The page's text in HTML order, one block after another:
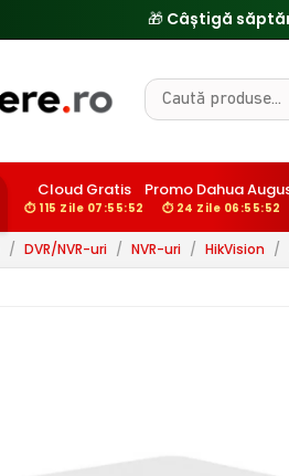
Cloud Gratis
⏱ 115 Zile 07:55:51
Promo Dahua
⏱ 24 Zile 06:55:51
/ DVR/NVR-uri / NVR-uri / HikVision /